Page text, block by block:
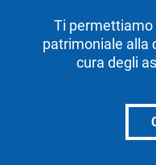
Ti permettiamo
patrimoniale alla
cura degli